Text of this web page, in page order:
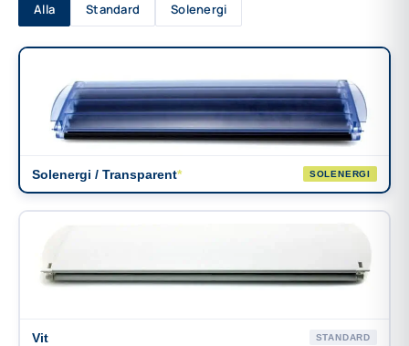
Alla Standard Solenergi
Solenergi / Transparent* SOLENERGI
Vit STANDARD